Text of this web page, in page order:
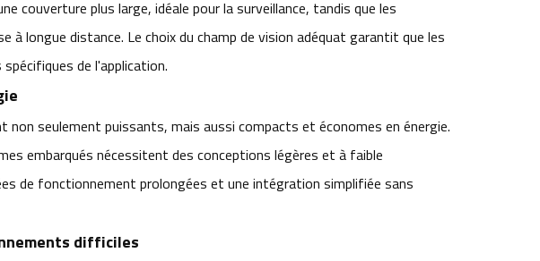
couverture plus large, idéale pour la surveillance, tandis que les
longue distance. Le choix du champ de vision adéquat garantit que les
de l'application.
non seulement puissants, mais aussi compacts et économes en énergie.
embarqués nécessitent des conceptions légères et à faible
de fonctionnement prolongées et une intégration simplifiée sans
difficiles